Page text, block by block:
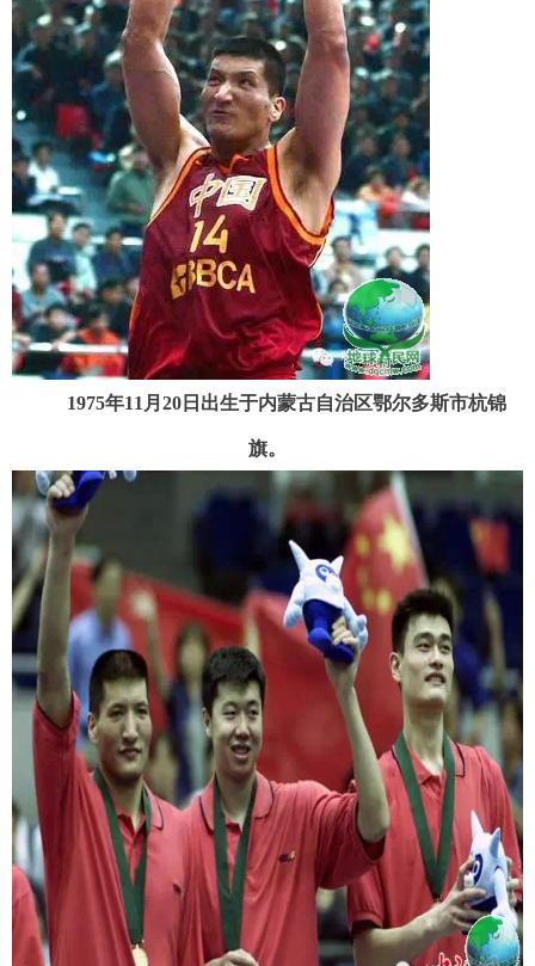
1975年11月20日出生于内蒙古自治区鄂尔多斯市杭锦
旗。